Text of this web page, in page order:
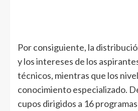
Por consiguiente, la
y los intereses de los
técnicos, mientras que los
conocimiento especializado.
cupos dirigidos a 16